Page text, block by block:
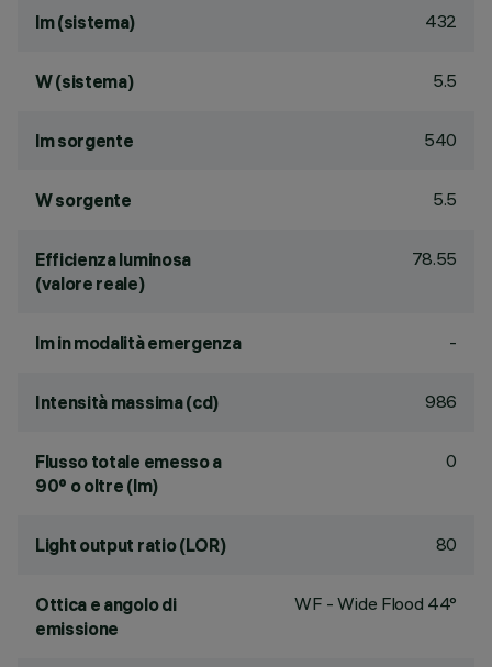
lm (sistema) 432
W (sistema) 5.5
lm sorgente 540
W sorgente 5.5
Efficienza luminosa
(valore reale)
78.55
lm in modalità emergenza -
Intensità massima (cd) 986
Flusso totale emesso a
90° o oltre (lm)
0
Light output ratio (LOR) 80
Ottica e angolo di
emissione
WF - Wide Flood 44°